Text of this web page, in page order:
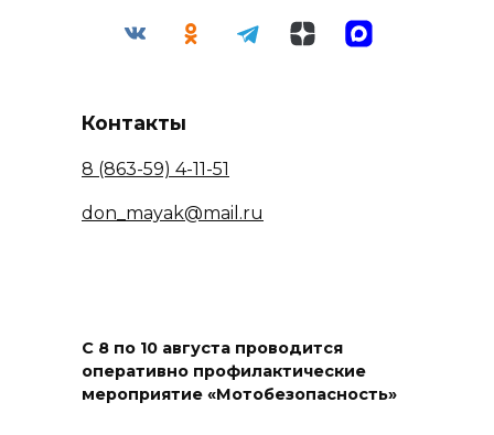
Контакты
8 (863-59) 4-11-51
don_mayak@mail.ru
С 8 по 10 августа проводится
оперативно профилактические
мероприятие «Мотобезопасность»